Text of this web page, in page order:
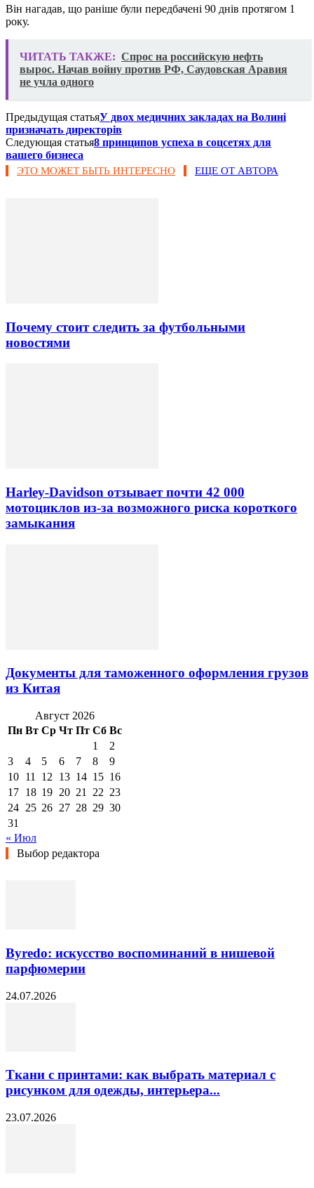
Він нагадав, що раніше були передбачені 90 днів протягом 1
року.
ЧИТАТЬ ТАКЖЕ: Спрос на российскую нефть
вырос. Начав войну против РФ, Саудовская Аравия
не учла одного
Предыдущая статьяУ двох медичних закладах на Волині
призначать директорів
Следующая статья8 принципов успеха в соцсетях для
вашего бизнеса
ЭТО МОЖЕТ БЫТЬ ИНТЕРЕСНО ЕЩЕ ОТ АВТОРА
Почему стоит следить за футбольными
новостями
Harley-Davidson отзывает почти 42 000
мотоциклов из-за возможного риска короткого
замыкания
Документы для таможенного оформления грузов
из Китая
Август 2026
Пн Вт Ср Чт Пт Сб Вс
1
2
3
4 5 6 7 8
9
10 11 12 13 14 15 16
17 18 19 20 21 22 23
24 25 26 27 28 29 30
31
« Июл
Выбор редактора
Byredo: искусство воспоминаний в нишевой
парфюмерии
24.07.2026
Ткани с принтами: как выбрать материал с
рисунком для одежды, интерьера...
23.07.2026